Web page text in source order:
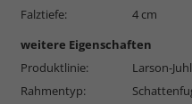
Falztiefe:
4 cm
weitere Eigenschaften
Produktlinie:
Larson-Juhl
Rahmentyp: